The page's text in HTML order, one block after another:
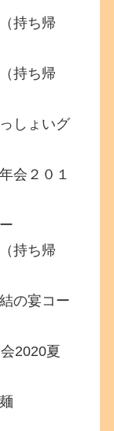
持ち帰
持ち帰
しょいグ
会２０１
持ち帰
の宴コー
2020夏